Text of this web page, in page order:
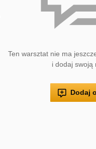
Nie
Ten warsztat nie ma
i dodaj swoją
Dodaj